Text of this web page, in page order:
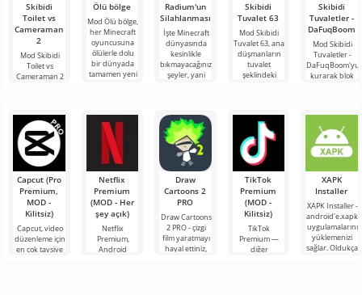
Skibidi
Toilet vs
Cameraman
2
Mod Skibidi
Toilet vs
Cameraman 2
karakterlerinin
Ölü bölge
Mod Ölü bölge,
her Minecraft
oyuncusuna
ölülerle dolu
bir dünyada
tamamen yeni
Radium'un
Silahlanması
İşte Minecraft
dünyasında
kesinlikle
bıkmayacağınız
şeyler, yani
Skibidi
Tuvalet 63
Mod Skibidi
Tuvalet 63, ana
düşmanların
tuvalet
şeklindeki
Minecraft için
Skibidi
Tuvaletler -
DaFuqBoom
Mod Skibidi
Tuvaletler -
DaFuqBoom'yu
kurarak blok
olan karikatür
Capcut (Pro
Premium,
MOD -
Kilitsiz)
Capcut, video
düzenleme için
en çok tavsiye
Netflix
Premium
(MOD - Her
şey açık)
Netflix
Premium,
Android
Draw
Cartoons 2
PRO
Draw Cartoons
2 PRO - çizgi
film yaratmayı
hayal ettiniz,
TikTok
Premium
(MOD -
Kilitsiz)
TikTok
Premium —
diğer
XAPK
Installer
XAPK Installer -
android'e.xapk
uygulamalarını
yüklemenizi
sağlar. Oldukça